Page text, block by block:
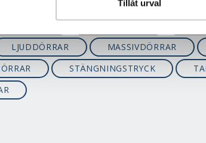
Tillåt urval
BRANDKLASSNING
LJUDDÖRRAR MASSIVDÖRRAR
STÄNGNINGSTRYCK